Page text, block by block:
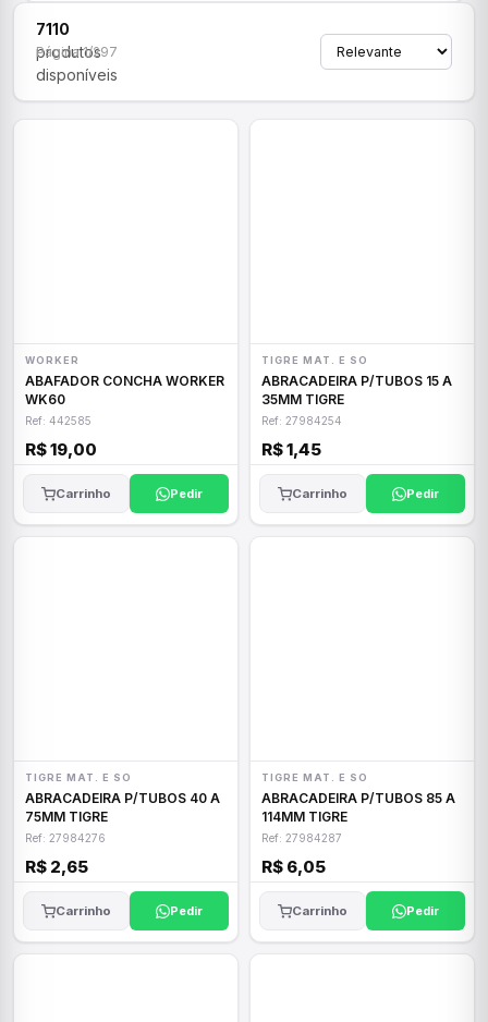
7110
produtos
disponíveis
Página 1/297
WORKER
ABAFADOR CONCHA WORKER
WK60
Ref: 442585
R$ 19,00
Carrinho Pedir
TIGRE MAT. E SO
ABRACADEIRA P/TUBOS 15 A
35MM TIGRE
Ref: 27984254
R$ 1,45
Carrinho Pedir
TIGRE MAT. E SO
ABRACADEIRA P/TUBOS 40 A
75MM TIGRE
Ref: 27984276
R$ 2,65
Carrinho Pedir
TIGRE MAT. E SO
ABRACADEIRA P/TUBOS 85 A
114MM TIGRE
Ref: 27984287
R$ 6,05
Carrinho Pedir